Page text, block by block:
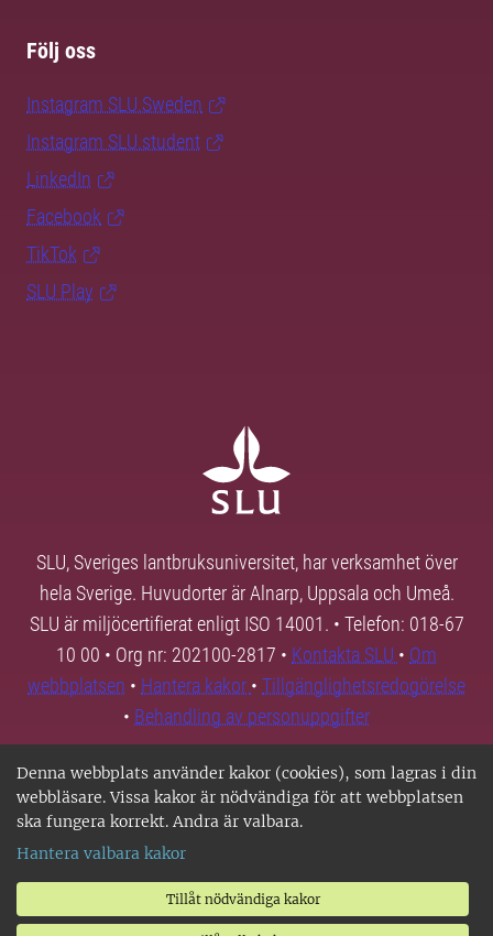
Denna webbplats använder kakor (cookies), som lagras i din
webbläsare. Vissa kakor är nödvändiga för att webbplatsen
ska fungera korrekt. Andra är valbara.
Hantera valbara kakor
Tillåt nödvändiga kakor
Följ oss
Instagram SLU.Sweden
Instagram SLU.student
LinkedIn
Facebook
TikTok
SLU Play
SLU, Sveriges lantbruksuniversitet, har verksamhet över
hela Sverige. Huvudorter är Alnarp, Uppsala och Umeå.
SLU är miljöcertifierat enligt ISO 14001. • Telefon: 018-67
10 00 • Org nr: 202100-2817 • Kontakta SLU • Om
webbplatsen • Hantera kakor • Tillgänglighetsredogörelse
• Behandling av personuppgifter